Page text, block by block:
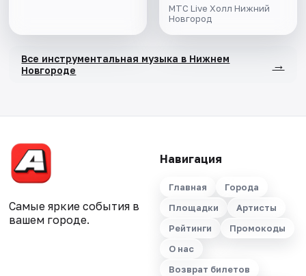
МТС Live Холл Нижний
Новгород
Все инструментальная музыка в Нижнем
Новгороде
→
Самые яркие события в
вашем городе.
Навигация
Главная
Города
Площадки
Артисты
Рейтинги
Промокоды
О нас
Возврат билетов